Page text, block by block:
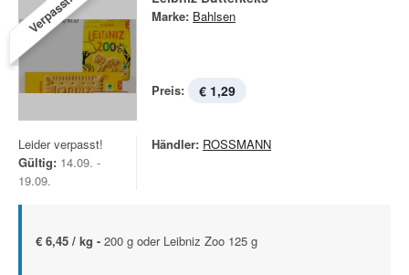
Verpasst! Marke: Bahlsen
Preis: € 1,29
Leider verpasst!
Gültig: 14.09. -
19.09.
Händler: ROSSMANN
€ 6,45 / kg - 200 g oder Leibniz Zoo 125 g